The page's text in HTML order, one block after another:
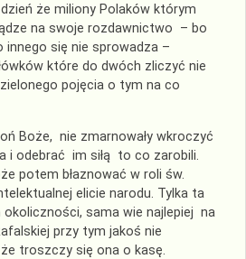
że miliony Polaków którym
na swoje rozdawnictwo – bo
innego się nie sprowadza –
które do dwóch zliczyć nie
pojęcia o tym na co
Boże, nie zmarnowały wkroczyć
i odebrać im siłą to co zarobili.
potem błaznować w roli św.
elicie narodu. Tylka ta
okoliczności, sama wie najlepiej na
przy tym jakoś nie
troszczy się ona o kasę.